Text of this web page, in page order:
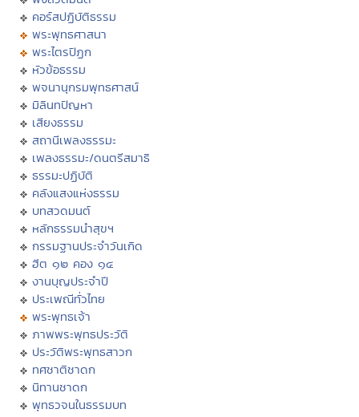
คอร์สปฏิบัติธรรม
พระพุทธศาสนา
พระไตรปิฏก
หัวข้อธรรม
พจนานุกรมพุทธศาสน์
มิลินทปัญหา
เสียงธรรม
สถานีเพลงธรรมะ
เพลงธรรมะ/ดนตรีสมาธิ
ธรรมะปฏิบัติ
คลังแสงแห่งธรรม
บทสวดมนต์
หลักธรรมนำสุขฯ
กรรมฐานประจำวันเกิด
ฮีต ๑๒ คอง ๑๔
งานบุญประจำปี
ประเพณีทั่วไทย
พระพุทธเจ้า
ภาพพระพุทธประวัติ
ประวัติพระพุทธสาวก
ทศชาติชาดก
นิทานชาดก
พุทธวจนในธรรมบท